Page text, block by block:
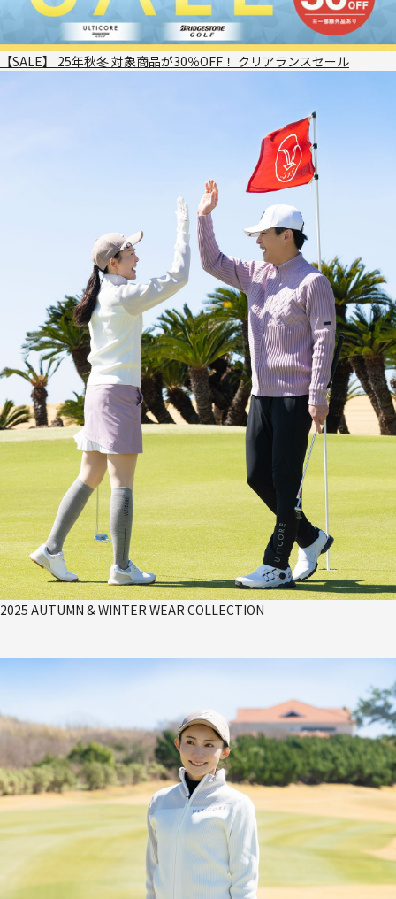
【SALE】 25年秋冬 対象商品が30％OFF！ クリアランスセール
2025 AUTUMN & WINTER WEAR COLLECTION